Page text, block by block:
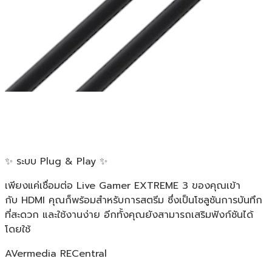
✨ ระบบ Plug & Play ✨
เพียงแค่เชื่อมต่อ Live Gamer EXTREME 3 ของคุณเข้า
กับ HDMI คุณก็พร้อมสำหรับการสตรีม ซึ่งเป็นโซลูชันการบันทึก
ที่สะดวก และใช้งานง่าย อีกทั้งคุณยังสามารถเสริมฟังก์ชันได้
โดยใช้
AVermedia RECentral